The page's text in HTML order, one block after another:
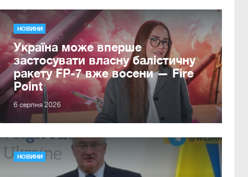
НОВИНИ
Україна може вперше
застосувати власну балістичну
ракету FP-7 вже восени — Fire
Point
6 серпня 2026
НОВИНИ